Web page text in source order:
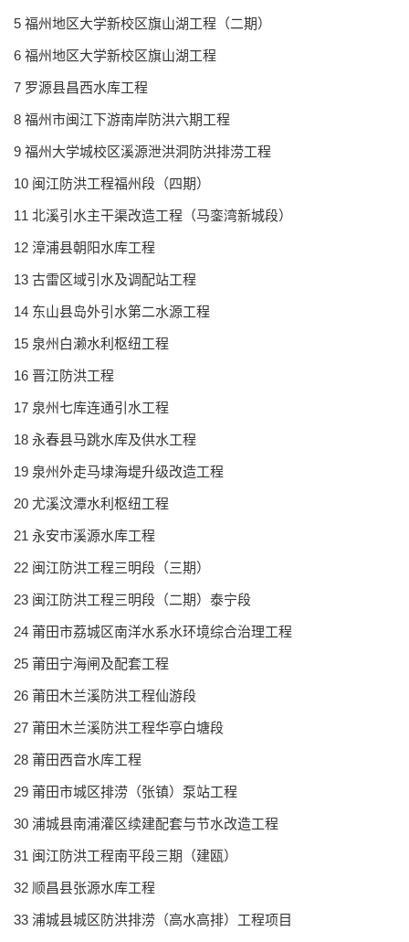
5 福州地区大学新校区旗山湖工程（二期）
6 福州地区大学新校区旗山湖工程
7 罗源县昌西水库工程
8 福州市闽江下游南岸防洪六期工程
9 福州大学城校区溪源泄洪洞防洪排涝工程
10 闽江防洪工程福州段（四期）
11 北溪引水主干渠改造工程（马銮湾新城段）
12 漳浦县朝阳水库工程
13 古雷区域引水及调配站工程
14 东山县岛外引水第二水源工程
15 泉州白濑水利枢纽工程
16 晋江防洪工程
17 泉州七库连通引水工程
18 永春县马跳水库及供水工程
19 泉州外走马埭海堤升级改造工程
20 尤溪汶潭水利枢纽工程
21 永安市溪源水库工程
22 闽江防洪工程三明段（三期）
23 闽江防洪工程三明段（二期）泰宁段
24 莆田市荔城区南洋水系水环境综合治理工程
25 莆田宁海闸及配套工程
26 莆田木兰溪防洪工程仙游段
27 莆田木兰溪防洪工程华亭白塘段
28 莆田西音水库工程
29 莆田市城区排涝（张镇）泵站工程
30 浦城县南浦灌区续建配套与节水改造工程
31 闽江防洪工程南平段三期（建瓯）
32 顺昌县张源水库工程
33 浦城县城区防洪排涝（高水高排）工程项目